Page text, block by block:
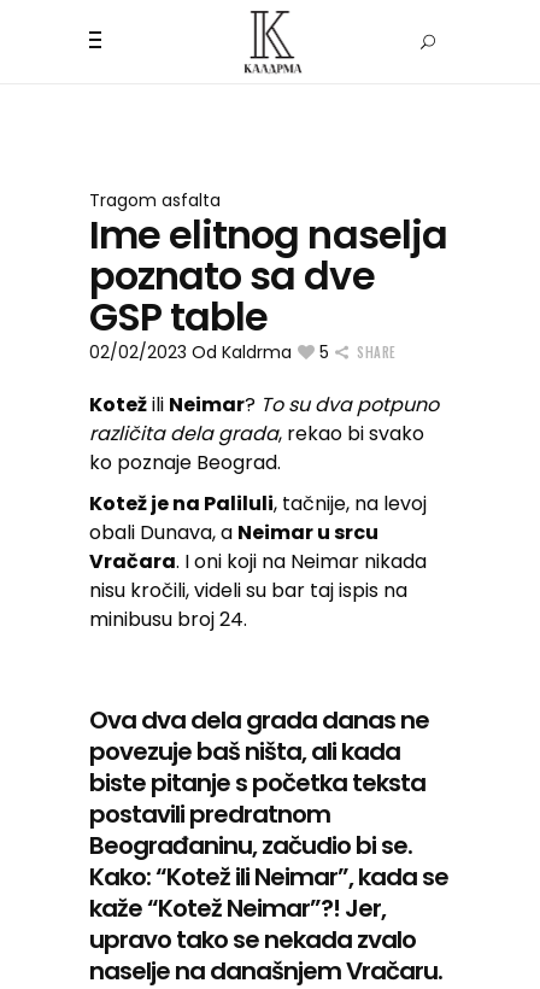
Tragom asfalta
Ime elitnog naselja
poznato sa dve
GSP table
02/02/2023 Od Kaldrma 5 SHARE
Kotežili Neimar? To su dva potpuno
različita dela grada, rekao bi svako
ko poznaje Beograd.
Kotež je na Paliluli, tačnije, na levoj
obali Dunava, a Neimar u srcu
Vračara. I oni koji na Neimar nikada
nisu kročili, videli su bar taj ispis na
minibusu broj 24.
Ova dva dela grada danas ne
povezuje baš ništa, ali kada
biste pitanje s početka teksta
postavili predratnom
Beograđaninu, začudio bi se.
Kako: “Kotež ili Neimar”, kada se
kaže “Kotež Neimar”?! Jer,
upravo tako se nekada zvalo
naselje na današnjem Vračaru.